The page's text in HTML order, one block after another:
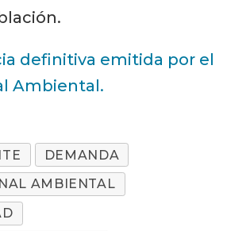
definitiva emitida por el
Ambiental.
DEMANDA
AMBIENTAL